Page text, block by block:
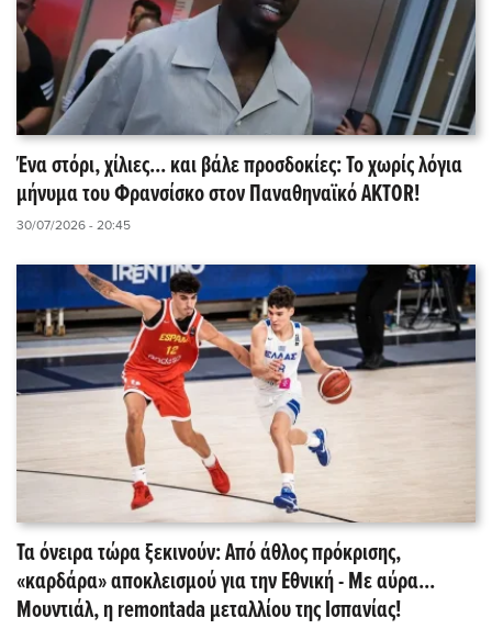
Ένα στόρι, χίλιες... και βάλε προσδοκίες: Το χωρίς λόγια
μήνυμα του Φρανσίσκο στον Παναθηναϊκό AKTOR!
30/07/2026 - 20:45
Τα όνειρα τώρα ξεκινούν: Από άθλος πρόκρισης,
«καρδάρα» αποκλεισμού για την Εθνική - Με αύρα...
Μουντιάλ, η remontada μεταλλίου της Ισπανίας!